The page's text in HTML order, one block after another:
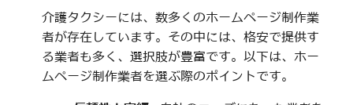
介護タクシーには、数多くのホームページ制作業
者が存在しています。その中には、格安で提供す
る業者も多く、選択肢が豊富です。以下は、ホー
ムページ制作業者を選ぶ際のポイントです。